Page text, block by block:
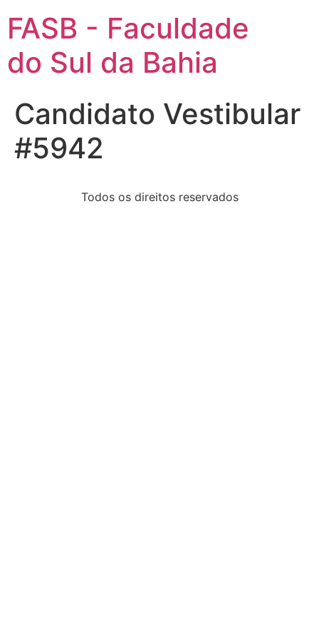
FASB - Faculdade
do Sul da Bahia
Candidato Vestibular
#5942
Todos os direitos reservados